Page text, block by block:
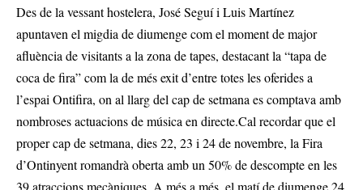
Des de la vessant hostelera, José Seguí i Luis Martínez
apuntaven el migdia de diumenge com el moment de major
afluència de visitants a la zona de tapes, destacant la “tapa de
coca de fira” com la de més exit d’entre totes les oferides a
l’espai Ontifira, on al llarg del cap de setmana es comptava amb
nombroses actuacions de música en directe.Cal recordar que el
proper cap de setmana, dies 22, 23 i 24 de novembre, la Fira
d’Ontinyent romandrà oberta amb un 50% de descompte en les
39 atraccions mecàniques. A més a més, el matí de diumenge 24